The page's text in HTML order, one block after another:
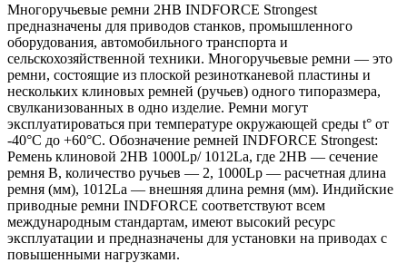
Многоручьевые ремни 2HB INDFORCE Strongest
предназначены для приводов станков, промышленного
оборудования, автомобильного транспорта и
сельскохозяйственной техники. Многоручьевые ремни — это
ремни, состоящие из плоской резинотканевой пластины и
нескольких клиновых ремней (ручьев) одного типоразмера,
свулканизованных в одно изделие. Ремни могут
эксплуатироваться при температуре окружающей среды t° от
-40°С до +60°С. Обозначение ремней INDFORCE Strongest:
Ремень клиновой 2HB 1000Lp/ 1012La, где 2HB — сечение
ремня B, количество ручьев — 2, 1000Lp — расчетная длина
ремня (мм), 1012La — внешняя длина ремня (мм). Индийские
приводные ремни INDFORCE соответствуют всем
международным стандартам, имеют высокий ресурс
эксплуатации и предназначены для установки на приводах с
повышенными нагрузками.